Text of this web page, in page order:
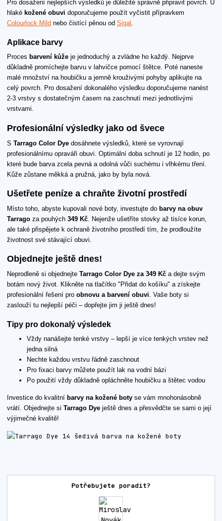
Pro dosažení nejlepších výsledků je důležité správně připravit povrch. U
hlaké kožené obuvi doporučujeme použít vyčistit přípravkem
Colourlock Mild nebo čistící pěnou od Sigal .
Aplikace barvy
Proces barvení kůže je jednoduchý a zvládne ho každý. Nejprve
důkladně promíchejte barvu v lahvičce pomocí štětce. Poté naneste
malé množství na houbičku a jemně krouživými pohyby aplikujte na
celý povrch. Pro dosažení dokonalého výsledku doporučujeme nanést
2-3 vrstvy s dostatečným časem na zaschnutí mezi jednotlivými
vrstvami.
Profesionální výsledky jako od švece
S Tarrago Color Dye dosáhnete výsledků, které se vyrovnají
profesionálnímu opraváři obuvi. Optimální doba schnutí je 12 hodin, po
které bude barva zcela pevná a odolná vůči suchému i vlhkému tření.
Kůže zůstane měkká a pružná, jako by byla nová.
Ušetřete peníze a chraňte životní prostředí
Místo toho, abyste kupovali nové boty, investujte do barvy na obuv
Tarrago za pouhých 349 Kč . Nejenže ušetříte stovky až tisíce korun,
ale také přispějete k ochraně životního prostředí tím, že prodloužíte
životnost své stávající obuvi.
Objednejte ještě dnes!
Neprodleně si objednejte Tarrago Color Dye za 349 Kč a dejte svým
botám nový život. Klikněte na tlačítko "Přidat do košíku" a získejte
profesionální řešení pro obnovu a barvení obuvi. Vaše boty si
zaslouží tu nejlepší péči – dopřejte jim ji ještě dnes!
Tipy pro dokonalý výsledek
Vždy nanášejte tenké vrstvy – lepší je více tenkých vrstev než
jedna silná
Nechte každou vrstvu řádně zaschnout
Pro fixaci barvy můžete použít lak na vodní bázi
Po použití vždy důkladně opláchněte houbičku a štětec vodou
Investice do kvalitní barvy na kožené boty se vám mnohonásobně
vrátí. Objednejte si Tarrago Dye ještě dnes a přesvědčte se sami o její
výjimečné kvalitě!
Potřebujete poradit?